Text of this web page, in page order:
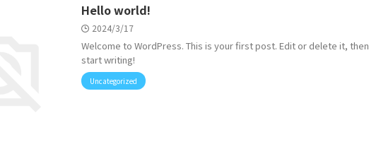
Hello world!
2024/3/17
Welcome to WordPress. This is your first post. Edit or delete it, then
start writing!
Uncategorized